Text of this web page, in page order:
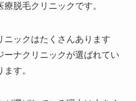
脱毛クリニックです。
ニックはたくさんあります
ーナクリニックが選ばれてい
す。